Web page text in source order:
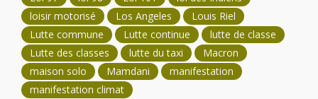
loisir motorisé
Los Angeles
Louis Riel
Lutte commune
Lutte continue
lutte de classe
Lutte des classes
lutte du taxi
Macron
maison solo
Mamdani
manifestation
manifestation climat